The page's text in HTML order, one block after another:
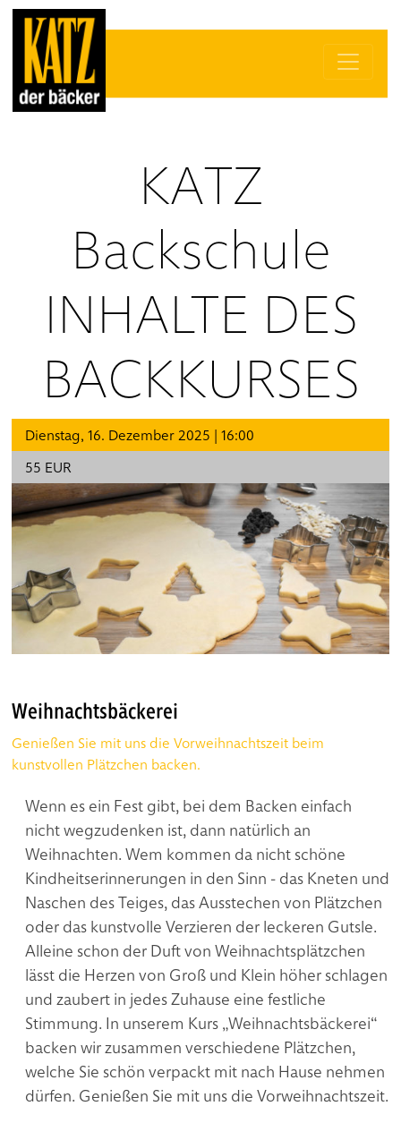
KATZ
Backschule
INHALTE DES
BACKKURSES
Dienstag, 16. Dezember 2025 | 16:00
55 EUR
Weihnachtsbäckerei
Genießen Sie mit uns die Vorweihnachtszeit beim
kunstvollen Plätzchen backen.
Wenn es ein Fest gibt, bei dem Backen einfach
nicht wegzudenken ist, dann natürlich an
Weihnachten. Wem kommen da nicht schöne
Kindheitserinnerungen in den Sinn - das Kneten und
Naschen des Teiges, das Ausstechen von Plätzchen
oder das kunstvolle Verzieren der leckeren Gutsle.
Alleine schon der Duft von Weihnachtsplätzchen
lässt die Herzen von Groß und Klein höher schlagen
und zaubert in jedes Zuhause eine festliche
Stimmung. In unserem Kurs „Weihnachtsbäckerei“
backen wir zusammen verschiedene Plätzchen,
welche Sie schön verpackt mit nach Hause nehmen
dürfen. Genießen Sie mit uns die Vorweihnachtszeit.